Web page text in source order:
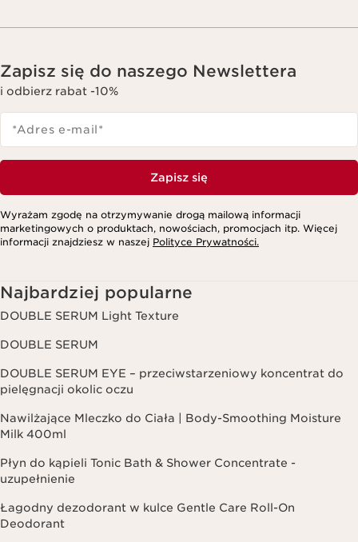
Zapisz się do naszego Newslettera
i odbierz rabat -10%
*Adres e-mail*
Zapisz się
Wyrażam zgodę na otrzymywanie drogą mailową informacji
marketingowych o produktach, nowościach, promocjach itp. Więcej
informacji znajdziesz w naszej Polityce Prywatności.
Najbardziej popularne
DOUBLE SERUM Light Texture
DOUBLE SERUM
DOUBLE SERUM EYE – przeciwstarzeniowy koncentrat do
pielęgnacji okolic oczu
Nawilżające Mleczko do Ciała | Body-Smoothing Moisture
Milk 400ml
Płyn do kąpieli Tonic Bath & Shower Concentrate -
uzupełnienie
Łagodny dezodorant w kulce Gentle Care Roll-On
Deodorant